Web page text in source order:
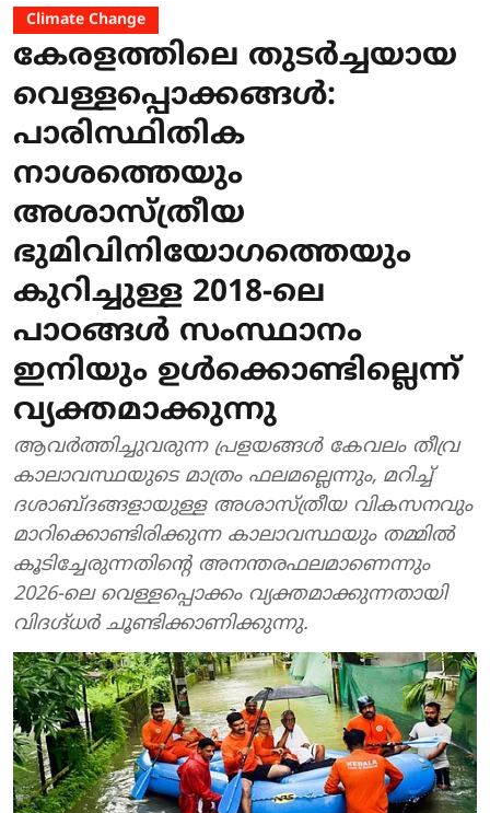
Climate Change
കേരളത്തിലെ തുടർച്ചയായ
വെള്ളപ്പൊക്കങ്ങൾ:
പാരിസ്ഥിതിക
നാശത്തെയും
അശാസ്ത്രീയ
ഭുമിവിനിയോഗത്തെയും
കുറിച്ചുള്ള 2018-ലെ
പാഠങ്ങൾ സംസ്ഥാനം
ഇനിയും ഉൾക്കൊണ്ടില്ലെന്ന്
വ്യക്തമാക്കുന്നു
ആവർത്തിച്ചുവരുന്ന പ്രളയങ്ങൾ കേവലം തീവ്ര
കാലാവസ്ഥയുടെ മാത്രം ഫലമല്ലെന്നും, മറിച്ച്
ദശാബ്ദങ്ങളായുള്ള അശാസ്ത്രീയ വികസനവും
മാറിക്കൊണ്ടിരിക്കുന്ന കാലാവസ്ഥയും തമ്മിൽ
കൂടിച്ചേരുന്നതിന്റെ അനന്തരഫലമാണെന്നും
2026-ലെ വെള്ളപ്പൊക്കം വ്യക്തമാക്കുന്നതായി
വിദഗ്ദ്ധർ ചൂണ്ടിക്കാണിക്കുന്നു.